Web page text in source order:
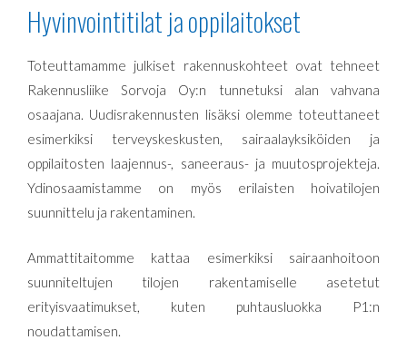
Hyvinvointitilat ja oppilaitokset
Toteuttamamme julkiset rakennuskohteet ovat tehneet
Rakennusliike Sorvoja Oy:n tunnetuksi alan vahvana
osaajana. Uudisrakennusten lisäksi olemme toteuttaneet
esimerkiksi terveyskeskusten, sairaalayksiköiden ja
oppilaitosten laajennus-, saneeraus- ja muutosprojekteja.
Ydinosaamistamme on myös erilaisten hoivatilojen
suunnittelu ja rakentaminen.
Ammattitaitomme kattaa esimerkiksi sairaanhoitoon
suunniteltujen tilojen rakentamiselle asetetut
erityisvaatimukset, kuten puhtausluokka P1:n
noudattamisen.